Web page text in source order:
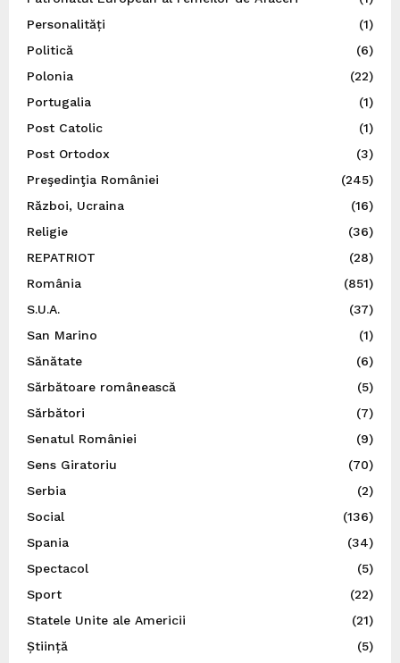
Personalități
(1)
Politică
(6)
Polonia
(22)
Portugalia
(1)
Post Catolic
(1)
Post Ortodox
(3)
Preşedinţia României
(245)
Război, Ucraina
(16)
Religie
(36)
REPATRIOT
(28)
România
(851)
S.U.A.
(37)
San Marino
(1)
Sănătate
(6)
Sărbătoare românească
(5)
Sărbători
(7)
Senatul României
(9)
Sens Giratoriu
(70)
Serbia
(2)
Social
(136)
Spania
(34)
Spectacol
(5)
Sport
(22)
Statele Unite ale Americii
(21)
Știință
(5)